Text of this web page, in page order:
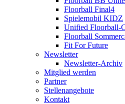
Floorball Final4
Spielemobil KIDZ
Unified Floorball-
Floorball
Fit For Future
Newsletter
Newsletter-Archiv
Mitglied werden
Partner
Stellenangebote
Kontakt